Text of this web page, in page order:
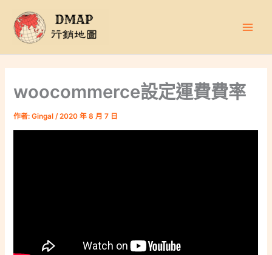
woocommerce設定運費費率
作者:Gingal/2020 年 8 月 7 日